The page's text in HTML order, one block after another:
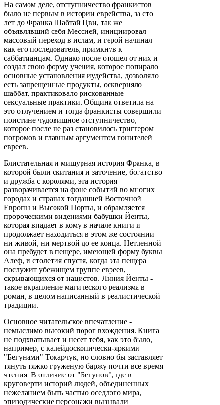
На самом деле, отступничество франкистов
было не первым в истории еврейства, за сто
лет до Франка Шабтай Цви, так же
объявлявший себя Мессией, инициировал
массовый переход в ислам, и герой начинал
как его последователь, примкнув к
саббатианцам. Однако после отошел от них и
создал свою форму учения, которое попирало
основные установления иудейства, дозволяло
есть запрещенные продукты, оскверняло
шаббат, практиковало рискованные
сексуальные практики. Община ответила на
это отлучением и тогда франкисты совершили
поистине чудовищное отступничество,
которое после не раз становилось триггером
погромов и главным аргументом гонителей
евреев.
Блистательная и мишурная история Франка, в
которой были скитания и заточение, богатство
и дружба с королями, эта история
разворачивается на фоне событий во многих
городах и странах тогдашней Восточной
Европы и Высокой Порты, и обрамляется
пророческими видениями бабушки Йенты,
которая впадает в кому в начале книги и
продолжает находиться в этом же состоянии
ни живой, ни мертвой до ее конца. Нетленной
она пребудет в пещере, имеющей форму буквы
Алеф, и столетия спустя, когда эта пещера
послужит убежищем группе евреев,
скрывающихся от нацистов. Линия Йенты -
такое вкрапление магического реализма в
роман, в целом написанный в реалистической
традиции.
Основное читательское впечатление -
немыслимо высокий порог вхождения. Книга
не подхватывает и несет тебя, как это было,
например, с калейдоскопически-яркими
"Бегунами" Токарчук, но словно бы заставляет
тянуть тяжко груженую баржу почти все время
чтения. В отличие от "Бегунов", где в
круговерти историй людей, объединенных
нежеланием быть частью оседлого мира,
эпизодические персонажи вызывали